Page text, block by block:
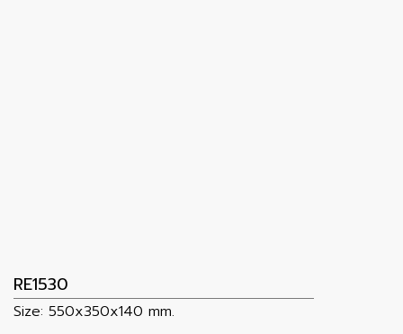
RE1530
Size: 550x350x140 mm.